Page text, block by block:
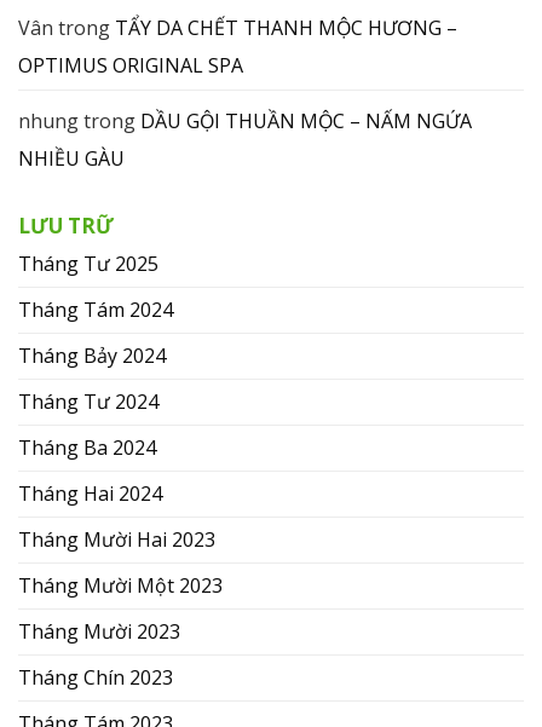
Vân trong TẨY DA CHẾT THANH MỘC HƯƠNG –
OPTIMUS ORIGINAL SPA
nhungtrong DẦU GỘI THUẦN MỘC – NẤM NGỨA
NHIỀU GÀU
LƯU TRỮ
Tháng Tư 2025
Tháng Tám 2024
Tháng Bảy 2024
Tháng Tư 2024
Tháng Ba 2024
Tháng Hai 2024
Tháng Mười Hai 2023
Tháng Mười Một 2023
Tháng Mười 2023
Tháng Chín 2023